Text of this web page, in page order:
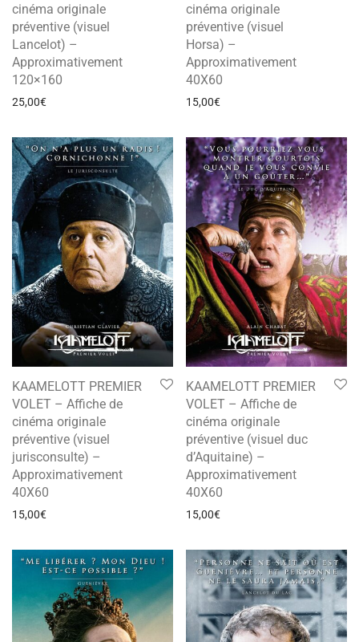
cinéma originale
préventive (visuel
Lancelot) –
Approximativement
120×160
25,00€
cinéma originale
préventive (visuel
Horsa) –
Approximativement
40X60
15,00€
KAAMELOTT PREMIER
VOLET – Affiche de
cinéma originale
préventive (visuel
jurisconsulte) –
Approximativement
40X60
15,00€
KAAMELOTT PREMIER
VOLET – Affiche de
cinéma originale
préventive (visuel duc
d’Aquitaine) –
Approximativement
40X60
15,00€